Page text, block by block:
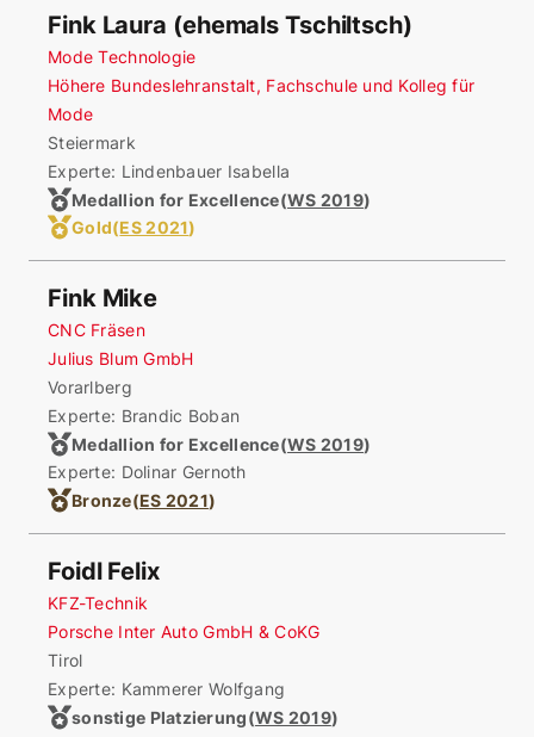
Fink Laura (ehemals Tschiltsch)
Mode Technologie
Höhere Bundeslehranstalt, Fachschule und Kolleg für
Mode
Steiermark
Experte: Lindenbauer Isabella
Medallion for Excellence(WS 2019)
Gold(ES 2021)
Fink Mike
CNC Fräsen
Julius Blum GmbH
Vorarlberg
Experte: Brandic Boban
Medallion for Excellence(WS 2019)
Experte: Dolinar Gernoth
Bronze(ES 2021)
Foidl Felix
KFZ-Technik
Porsche Inter Auto GmbH & CoKG
Tirol
Experte: Kammerer Wolfgang
sonstige Platzierung(WS 2019)